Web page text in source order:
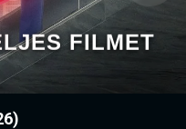
FILMET